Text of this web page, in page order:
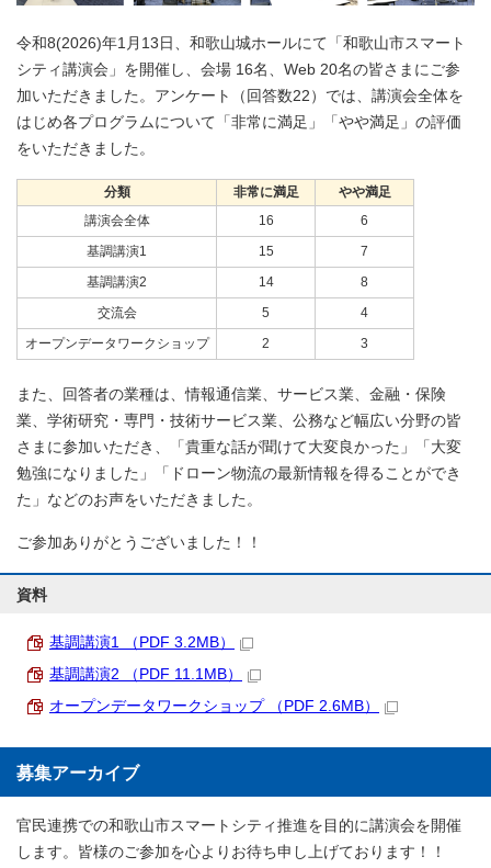
令和8(2026)年1月13日、和歌山城ホールにて「和歌山市スマート
シティ講演会」を開催し、会場 16名、Web 20名の皆さまにご参
加いただきました。アンケート（回答数22）では、講演会全体を
はじめ各プログラムについて「非常に満足」「やや満足」の評価
をいただきました。
分類 非常に満足
やや満足
講演会全体
16
6
基調講演1
15
7
基調講演2
14
8
交流会
5
4
オープンデータワークショップ
2 3
また、回答者の業種は、情報通信業、サービス業、金融・保険
業、学術研究・専門・技術サービス業、公務など幅広い分野の皆
さまに参加いただき、「貴重な話が聞けて大変良かった」「大変
勉強になりました」「ドローン物流の最新情報を得ることができ
た」などのお声をいただきました。
ご参加ありがとうございました！！
資料
基調講演1 （PDF 3.2MB）
基調講演2 （PDF 11.1MB）
オープンデータワークショップ （PDF 2.6MB）
募集アーカイブ
官民連携での和歌山市スマートシティ推進を目的に講演会を開催
します。皆様のご参加を心よりお待ち申し上げております！！